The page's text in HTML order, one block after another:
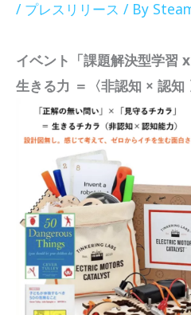
/ プレスリリース / By
イベント「課題解決型学習
生きる力 ＝〈非認知 × 認知